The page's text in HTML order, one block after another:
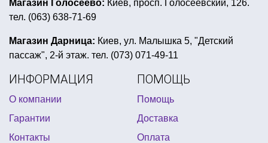
колпаки на праздник
наряд для пиратской вечеринки
детские новогодние костюмы лесных зверей
свадебный декор купить
воздушные шары латексные с гелием купить
детский день рождения в стиле фламинго
шапка для пива купить
клоун парик
Магазин Голосеево: Киев, просп. Голосеевский, 126.
тел. (063) 638-71-69
Магазин Дарница: Киев, ул. Малышка 5, "Детский
пассаж", 2-й этаж. тел. (073) 071-49-11
ИНФОРМАЦИЯ
О компании
Гарантии
Контакты
ПОМОЩЬ
Помощь
Доставка
Оплата